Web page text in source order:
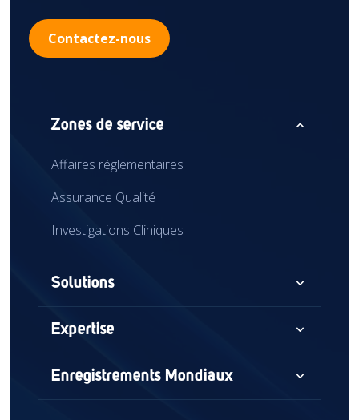
Contactez-nous
Zones de service expand_less
Affaires réglementaires
Assurance Qualité
Investigations Cliniques
Solutions expand_more
Conseil
Audits et évaluations
Accès au marché mondial
Expertise expand_more
Dispositifs Médicaux
Dispositifs combinés
Enregistrements Mondiaux expand_more